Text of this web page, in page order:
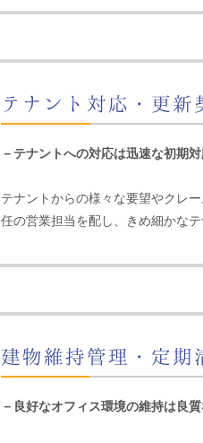
テナント対応・更新
－テナントへの対応は迅速な初期
テナントからの様々な要望やクレ
任の営業担当を配し、きめ細かな
建物維持管理・定期
－良好なオフィス環境の維持は良